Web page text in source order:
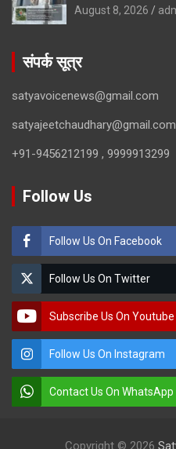
August 8, 2026
संपर्क सूत्र
satyavoicenews@gmail.com
satyajeetchaudhary@gmail.com
+91-9456212199 , 9999913299
Follow Us
Follow Us On Facebook
Follow Us On Twitter
Subscribe Us On Youtube
Follow Us On Instagram
Contact Us On WhatsApp
Copyright © 2026